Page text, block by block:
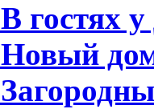
В гостях
Новый